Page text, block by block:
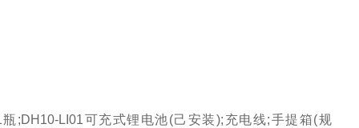
;DH10-LI01可充式锂电池(己安装);充电线;手提箱(规